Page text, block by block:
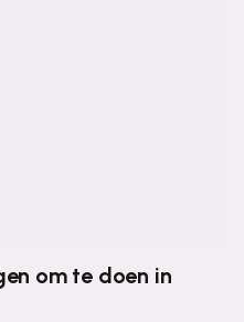
om te doen in